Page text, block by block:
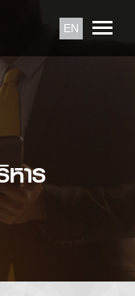
EN
าร